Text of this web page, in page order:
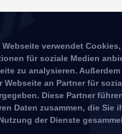
Webseite verwendet
für soziale Medien
zu analysieren.
Webseite an Partner für
Diese Partner
Daten zusammen, die Sie
Nutzung der Dienste